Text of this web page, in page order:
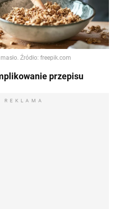
przepisu
REKLAMA